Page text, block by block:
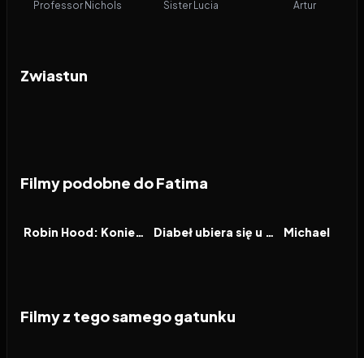
Professor Nichols Sister Lucia Artur
Zwiastun
Filmy podobne do Fatima
FILM Robin Hood: Koniec legendy FILM Diabeł ubiera się u Prady 2 FILM
Michael
Filmy z tego samego gatunku